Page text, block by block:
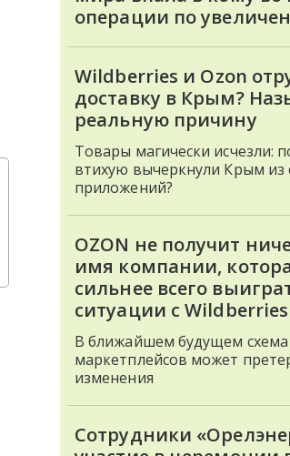
операции по
Wildberries и Ozon
доставку в Крым?
реальную причину
Товары магически исчезли:
втихую вычеркнули Крым из
приложений?
OZON не получит
имя компании,
сильнее всего
ситуации с Wildberries
В ближайшем будущем
маркетплейсов может
изменения
Сотрудники